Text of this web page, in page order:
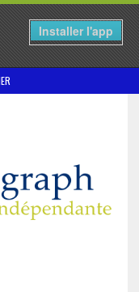
Installer l'app